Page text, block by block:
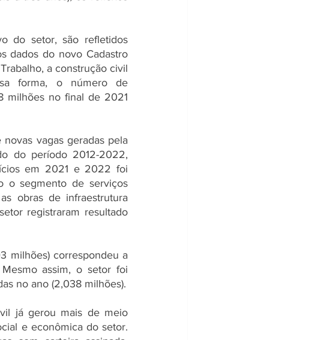
do setor, são refletidos
dados do novo Cadastro
a construção civil
forma, o número de
milhões no final de 2021
vagas geradas pela
do período 2012-2022,
em 2021 e 2022 foi
o segmento de serviços
obras de infraestrutura
registraram resultado
milhões) correspondeu a
assim, o setor foi
no ano (2,038 milhões).
já gerou mais de meio
e econômica do setor.